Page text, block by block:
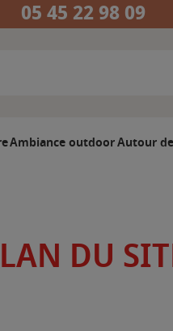
05 45 22 98 09
Ambiance outdoorAutour
DU